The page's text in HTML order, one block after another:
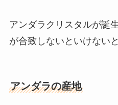
アンダラクリスタルが誕
が合致しないといけない
アンダラの産地